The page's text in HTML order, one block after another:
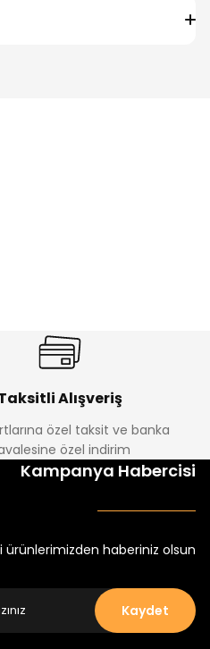
Yeni
Yelza Erkek Bebek Tulum
Alışveriş
özel taksit ve banka
özel indirim
Kampanya Habercisi
haberiniz olsun
Kaydet